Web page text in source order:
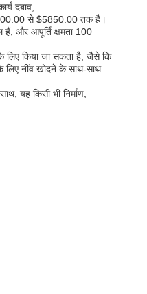
दबाव,
से $5850.00 तक है।
हैं, और आपूर्ति क्षमता 100
लिए किया जा सकता है, जैसे कि
लिए नींव खोदने के साथ-साथ
यह किसी भी निर्माण,